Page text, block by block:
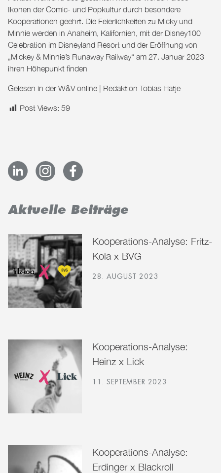
Ikonen der Comic- und Popkultur durch besondere
Kooperationen geehrt. Die Feierlichkeiten zu Micky und
Minnie werden in Anaheim, Kalifornien, mit der Disney100
Celebration im Disneyland Resort und der Eröffnung von
„Mickey & Minnie’s Runaway Railway“ am 27. Januar 2023
ihren Höhepunkt finden
Gelesen in der W&V online | Redaktion Tobias Hatje
Post Views: 59
Aktuelle Beiträge
Kooperations-Analyse: Fritz-
Kola x BVG
28. AUGUST 2023
Kooperations-Analyse:
Heinz x Lick
11. SEPTEMBER 2023
Kooperations-Analyse:
Erdinger x Blackroll